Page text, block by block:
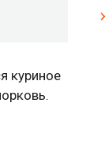
куриное